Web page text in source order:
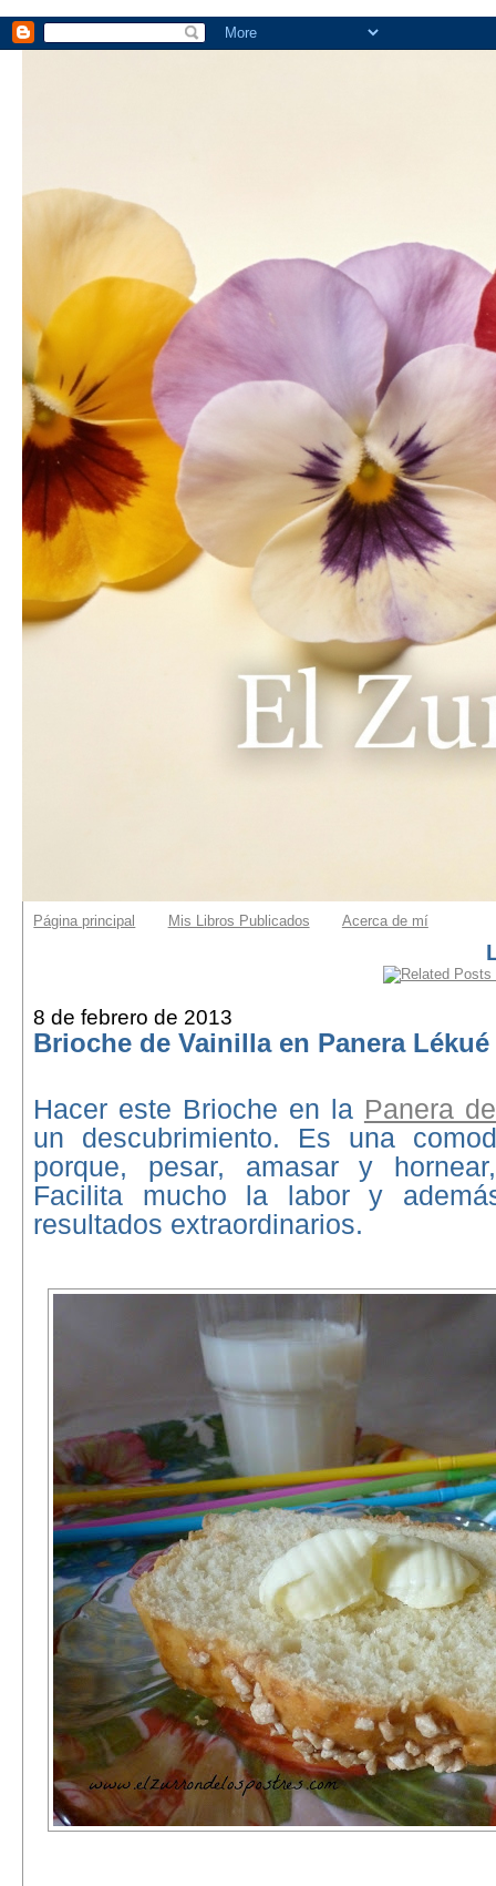
Página principal Mis Libros Publicados Acerca de mí
8 de febrero de 2013
Brioche de Vainilla en Panera Lékué
Hacer este Brioche en la Panera
un descubrimiento. Es una
porque, pesar, amasar y
Facilita mucho la labor y
resultados extraordinarios.